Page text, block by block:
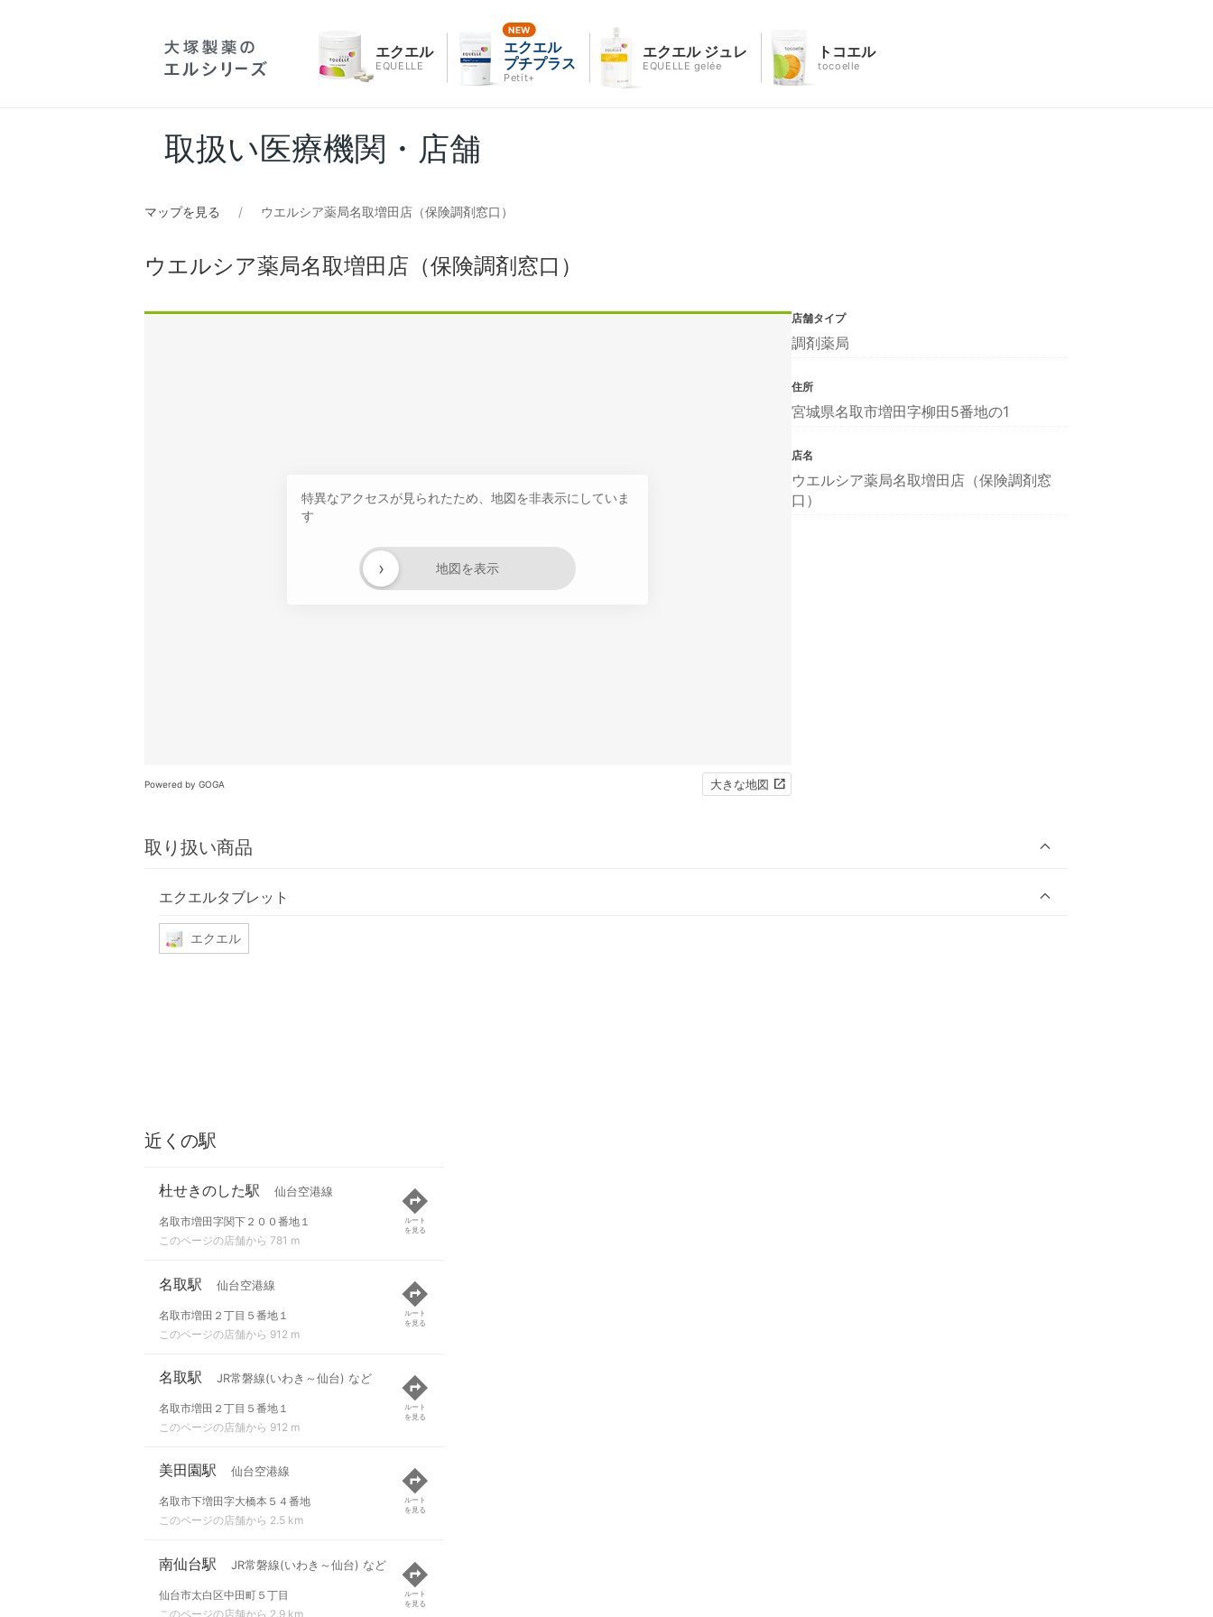
エクエル
EQUELLE
エクエル
プチプラス
Petit+
エクエル ジュレ
EQUELLE gelée
トコエル
tocoelle
取扱い医療機関・店舗
マップを見る ウエルシア薬局名取増田店（保険調剤窓口）
ウエルシア薬局名取増田店（保険調剤窓口）
特異なアクセスが見られたため、地図を非表示にしていま
す
地図を表示
›
Powered by GOGA 大きな地図
取り扱い商品
エクエルタブレット
エクエル
店舗タイプ
調剤薬局
住所
宮城県名取市増田字柳田5番地の1
店名
ウエルシア薬局名取増田店（保険調剤窓
口）
近くの駅
杜せきのした駅 仙台空港線
名取市増田字関下２００番地１
このページの店舗から 781 m
ルート
を見る
名取駅 仙台空港線
名取市増田２丁目５番地１
このページの店舗から 912 m
ルート
を見る
名取駅 JR常磐線(いわき～仙台) など
名取市増田２丁目５番地１
このページの店舗から 912 m
ルート
を見る
美田園駅 仙台空港線
名取市下増田字大橋本５４番地
このページの店舗から 2.5 km
ルート
を見る
南仙台駅 JR常磐線(いわき～仙台) など
仙台市太白区中田町５丁目
このページの店舗から 2.9 km
ルート
を見る